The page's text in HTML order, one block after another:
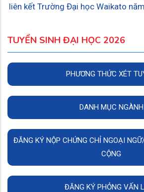
liên kết Trường Đại học Waikato
TUYỂN SINH ĐẠI HỌC 2026
PHƯƠNG THỨC XÉT
DANH MỤC NGÀNH
ĐĂNG KÝ NỘP CHỨNG CHỈ NGOẠI
CỘNG
ĐĂNG KÝ PHỎNG VẤN